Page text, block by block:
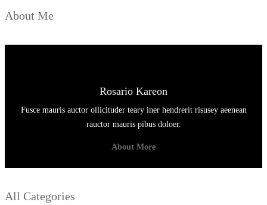
About Me
Rosario Kareon
Fusce mauris auctor ollicituder teary iner hendrerit risusey aeenean
rauctor mauris pibus doloer.
About More
All Categories